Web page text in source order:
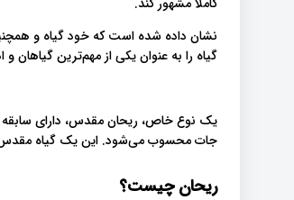
نشان داده شده است که خود گیاه و
گیاه را به عنوان یکی از مهم‌ترین گیاهان
یک نوع خاص، ریحان مقدس، دارای سابقه
جات محسوب می‌شود. این یک گیاه مقدس
ریحان چیست؟